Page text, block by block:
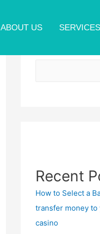
ABOUT US SERVICES
Recent
How to Select a
transfer money
casino